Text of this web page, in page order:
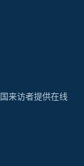
来访者提供在线